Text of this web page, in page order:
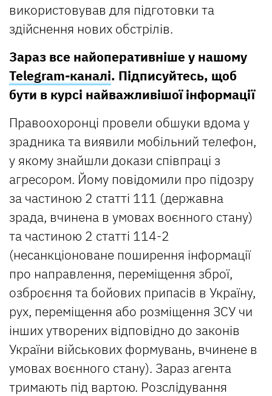
використовував для підготовки та
здійснення нових обстрілів.
Зараз все найоперативніше у нашому
Telegram-каналі. Підписуйтесь, щоб
бути в курсі найважливішої інформації
Правоохоронці провели обшуки вдома у
зрадника та виявили мобільний телефон,
у якому знайшли докази співпраці з
агресором. Йому повідомили про підозру
за частиною 2 статті 111 (державна
зрада, вчинена в умовах воєнного стану)
та частиною 2 статті 114-2
(несанкціоноване поширення інформації
про направлення, переміщення зброї,
озброєння та бойових припасів в Україну,
рух, переміщення або розміщення ЗСУ чи
інших утворених відповідно до законів
України військових формувань, вчинене в
умовах воєнного стану). Зараз агента
тримають під вартою. Розслідування